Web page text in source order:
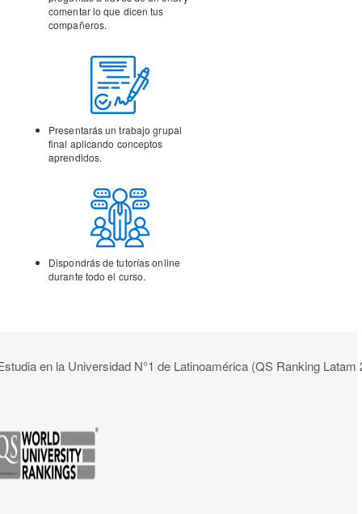
comentar lo que dicen tus
compañeros.
Presentarás un trabajo grupal
final aplicando conceptos
aprendidos.
Dispondrás de tutoríasonline
durante todo el curso.
en la Universidad N°1 de Latinoamérica (QS Ranking Latam